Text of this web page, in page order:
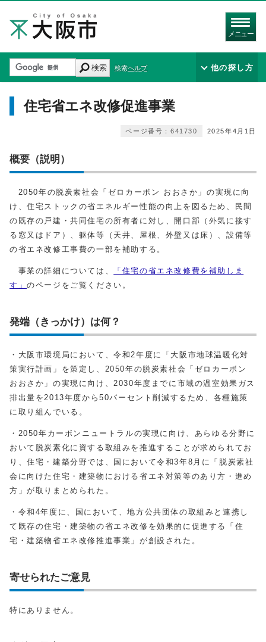
メニュー
検索 検索ヘルプ 他の探し方
住宅省エネ改修促進事業
2025年4月1日
ページ番号：641730
概要（説明）
2050年の脱炭素社会「ゼロカーボン おおさか」の実現に向
け、住宅ストックの省エネルギー性能の向上を図るため、民間
の既存の戸建・共同住宅の所有者に対し、開口部（外気に接す
る窓又はドア）、躯体等（天井、屋根、外壁又は床）、設備等
の省エネ改修工事費の一部を補助する。
事業の詳細については、
「住宅の省エネ改修費を補助しま
す」のページをご覧ください。
発端（きっかけ）は何？
・大阪市環境局において、令和2年度に「大阪市地球温暖化対
策実行計画」を策定し、2050年の脱炭素社会「ゼロカーボン
おおさか」の実現に向け、2030年度までに市域の温室効果ガス
排出量を2013年度から50パーセント削減するため、各種施策
に取り組んでいる。
・2050年カーボンニュートラルの実現に向け、あらゆる分野に
おいて脱炭素化に資する取組みを推進することが求められてお
り、住宅・建築分野では、国において令和3年8月に「脱炭素社
会に向けた住宅・建築物における省エネ対策等のあり方・進め
方」が取りまとめられた。
・令和4年度に、国において、地方公共団体の取組みと連携し
て既存の住宅・建築物の省エネ改修を効果的に促進する「住
宅・建築物省エネ改修推進事業」が創設された。
寄せられたご意見
特にありません。